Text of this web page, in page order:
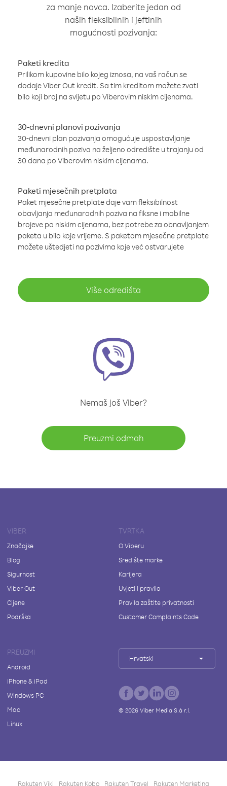
za manje novca. Izaberite jedan od
naših fleksibilnih i jeftinih
mogućnosti pozivanja:
Paketi kredita
Prilikom kupovine bilo kojeg iznosa, na vaš račun se
dodaje Viber Out kredit. Sa tim kreditom možete zvati
bilo koji broj na svijetu po Viberovim niskim cijenama.
30-dnevni planovi pozivanja
30-dnevni plan pozivanja omogućuje uspostavljanje
međunarodnih poziva na željeno odredište u trajanju od
30 dana po Viberovim niskim cijenama.
Paketi mjesečnih pretplata
Paket mjesečne pretplate daje vam fleksibilnost
obavljanja međunarodnih poziva na fiksne i mobilne
brojeve po niskim cijenama, bez potrebe za obnavljanjem
paketa u bilo koje vrijeme. S paketom mjesečne pretplate
možete uštedjeti na pozivima koje već ostvarujete
Više odredišta
Nemaš još Viber?
Preuzmi odmah
VIBER
Značajke
Blog
Sigurnost
Viber Out
Cijene
Podrška
TVRTKA
O Viberu
Središte marke
Karijera
Uvjeti i pravila
Pravila zaštite privatnosti
Customer Complaints Code
PREUZMI
Android
iPhone & iPad
Windows PC
Mac
Linux
Hrvatski
© 2026Viber Media S.à r.l.
Rakuten Viki Rakuten Kobo Rakuten Travel Rakuten Marketing